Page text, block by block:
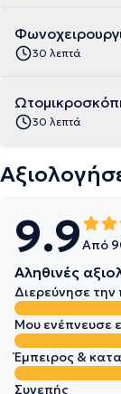
30 λεπτά
30 λεπτά
9.9Από
Αληθινές
Διερεύνησε
Μου ενέπνευσε
Έμπειρος &
Συνεπής